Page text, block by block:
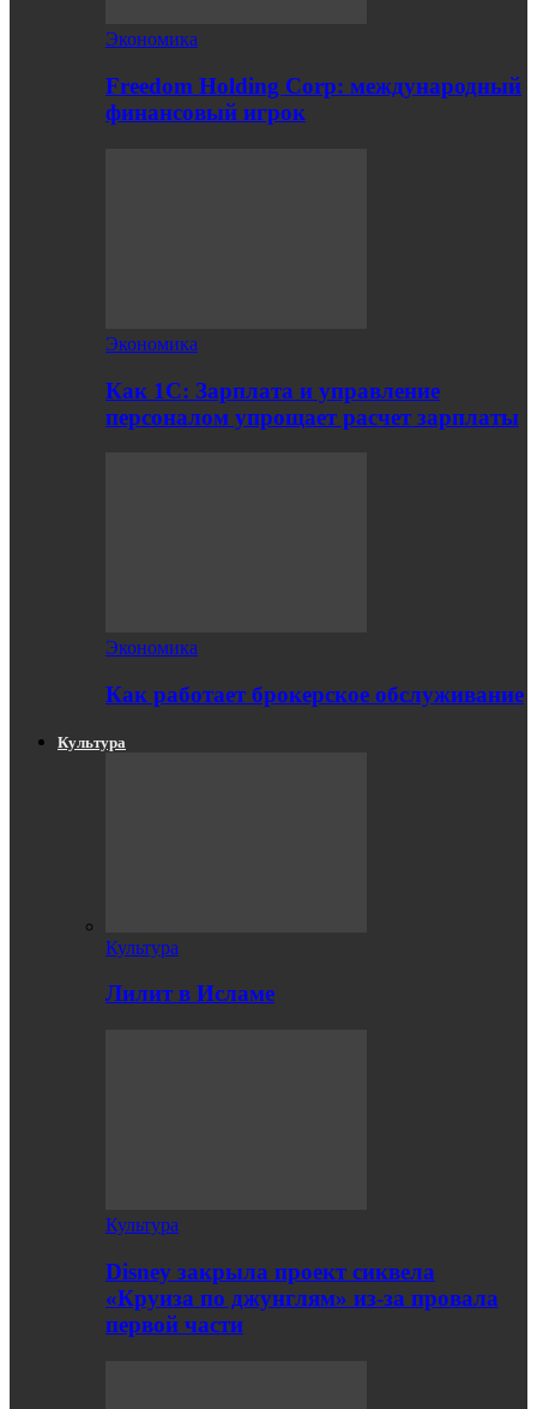
Экономика
Freedom Holding Corp: международный
финансовый игрок
Экономика
Как 1С: Зарплата и управление
персоналом упрощает расчет зарплаты
Экономика
Как работает брокерское обслуживание
Культура
Культура
Лилит в Исламе
Культура
Disney закрыла проект сиквела
«Круиза по джунглям» из-за провала
первой части